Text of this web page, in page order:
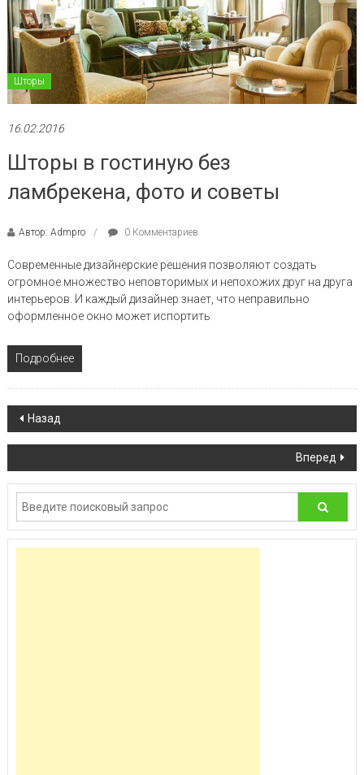
Шторы
16.02.2016
Шторы в гостиную без
ламбрекена, фото и советы
Автор: Admpro 0 Комментариев
Современные дизайнерские решения позволяют создать
огромное множество неповторимых и непохожих друг на друга
интерьеров. И каждый дизайнер знает, что неправильно
оформленное окно может испортить
Подробнее
Навигация по записям
Назад
Вперед